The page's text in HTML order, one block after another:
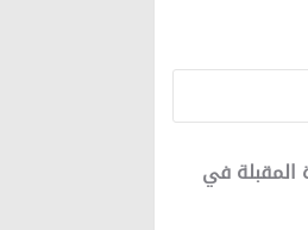
المقبلة في